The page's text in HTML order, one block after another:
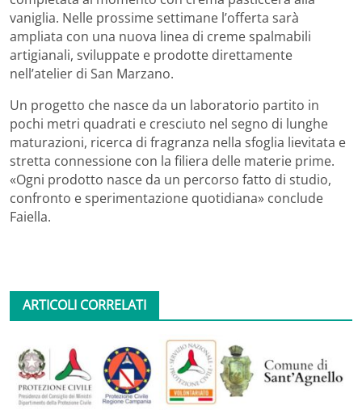
vaniglia. Nelle prossime settimane l’offerta sarà
ampliata con una nuova linea di creme spalmabili
artigianali, sviluppate e prodotte direttamente
nell’atelier di San Marzano.
Un progetto che nasce da un laboratorio partito in
pochi metri quadrati e cresciuto nel segno di lunghe
maturazioni, ricerca di fragranza nella sfoglia lievitata e
stretta connessione con la filiera delle materie prime.
«Ogni prodotto nasce da un percorso fatto di studio,
confronto e sperimentazione quotidiana» conclude
Faiella.
ARTICOLI CORRELATI